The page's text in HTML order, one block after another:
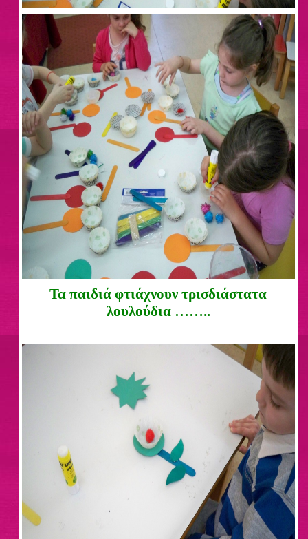
Τα παιδιά φτιάχνουν τρισδιάστατα
λουλούδια ……..